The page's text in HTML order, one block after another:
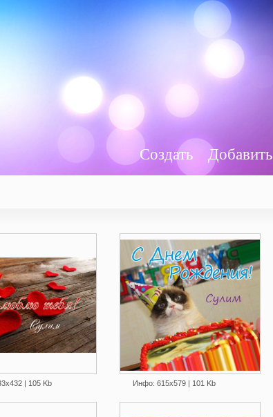
Добавить
Создать
| 105 Kb Инфо: 615х579 | 101 Kb